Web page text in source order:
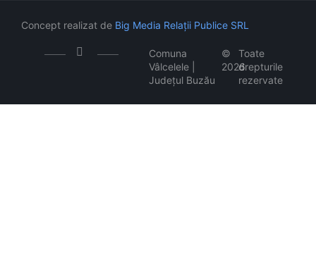
Comuna
Vâlcelele |
Județul Buzău
©
2026
Toate
drepturile
rezervate
Concept realizat de Big Media Relații Publice SRL